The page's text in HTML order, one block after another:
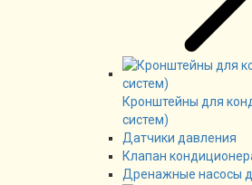
Кронштейны для
систем)
Датчики давления
Клапан
Дренажные насосы